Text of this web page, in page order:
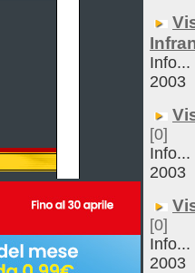
Info...
2003
[0]
Info...
2003
[0]
Info...
2003